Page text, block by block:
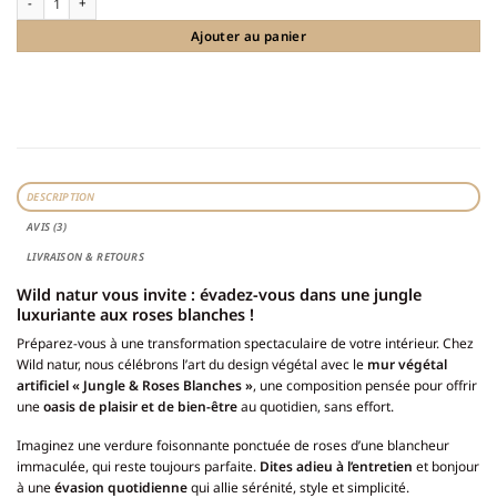
Ajouter au panier
DESCRIPTION
AVIS (3)
LIVRAISON & RETOURS
Wild natur vous invite : évadez-vous dans une jungle
luxuriante aux roses blanches !
Préparez-vous à une transformation spectaculaire de votre intérieur. Chez
Wild natur, nous célébrons l’art du design végétal avec le mur végétal
artificiel « Jungle & Roses Blanches », une composition pensée pour offrir
uneoasis de plaisir et de bien-êtreau quotidien, sans effort.
Imaginez une verdure foisonnante ponctuée de roses d’une blancheur
immaculée, qui reste toujours parfaite. Dites adieu à l’entretien et bonjour
à uneévasion quotidiennequi allie sérénité, style et simplicité.